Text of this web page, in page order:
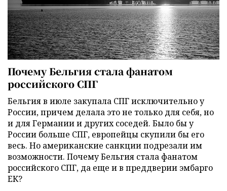
Почему Бельгия стала фанатом
российского СПГ
Бельгия в июле закупала СПГ исключительно у
России, причем делала это не только для себя, но
и для Германии и других соседей. Было бы у
России больше СПГ, европейцы скупили бы его
весь. Но американские санкции подрезали им
возможности. Почему Бельгия стала фанатом
российского СПГ, да еще и в преддверии эмбарго
ЕК?